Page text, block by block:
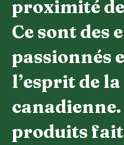
proximité
Ce sont des
passionnés
l’esprit de
canadienne.
produits